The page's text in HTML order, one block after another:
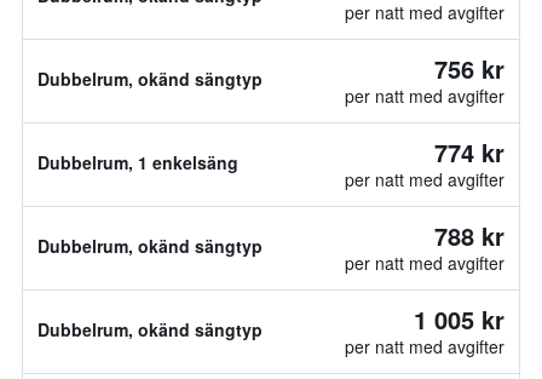
per natt med avgifter
Dubbelrum, okänd sängtyp 756 kr
per natt med avgifter
Dubbelrum, 1 enkelsäng 774 kr
per natt med avgifter
Dubbelrum, okänd sängtyp 788 kr
per natt med avgifter
Dubbelrum, okänd sängtyp 1 005 kr
per natt med avgifter